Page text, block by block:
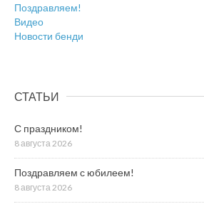
Поздравляем!
Видео
Новости бенди
СТАТЬИ
С праздником!
8 августа 2026
Поздравляем с юбилеем!
8 августа 2026